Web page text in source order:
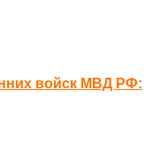
войск МВД РФ: